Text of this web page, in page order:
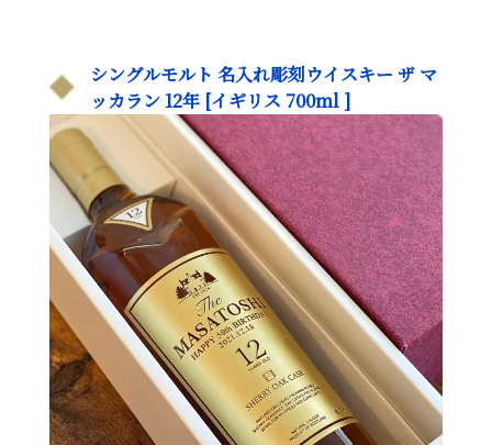
シングルモルト 名入れ彫刻ウイスキー ザ マ
ッカラン 12年 [イギリス 700ml ]